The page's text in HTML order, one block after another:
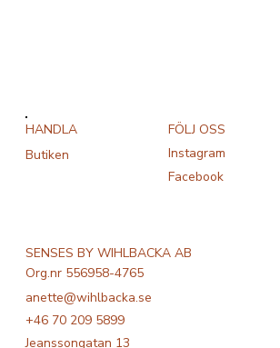
HANDLA
Butiken
anette@wihlbacka.se
SENSES BY WIHLBACKA AB
Org.nr 556958-4765
+46 70 209 5899
Jeanssongatan 13
FÖLJ OSS
Instagram
Facebook